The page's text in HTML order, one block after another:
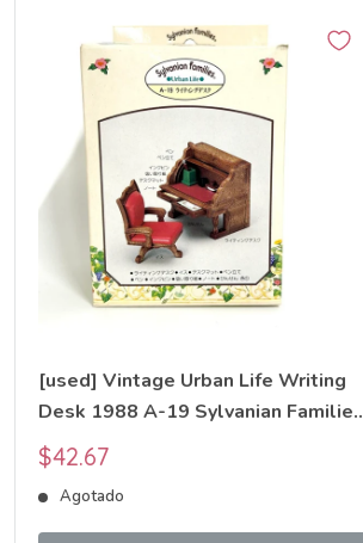
[used] Vintage Urban Life Writing
Desk 1988 A-19 Sylvanian Families
Calico Critters
Precio
de
venta
$42.67
Agotado